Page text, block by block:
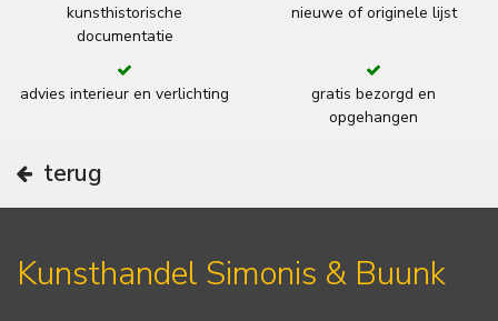
kunsthistorische
documentatie
nieuwe of originele lijst
advies interieur en verlichting
gratis bezorgd en
opgehangen
terug
Kunsthandel Simonis & Buunk